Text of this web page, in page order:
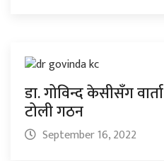
डा. गोविन्द केसीसँग वार्ता
टोली गठन
September 16, 2022